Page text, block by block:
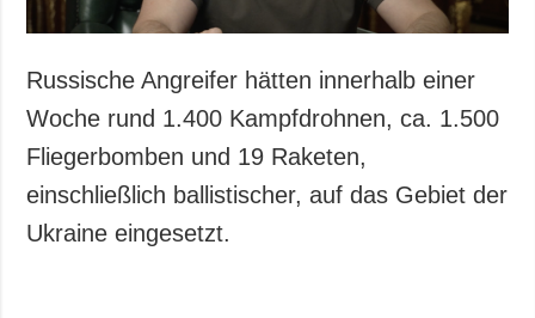
Russische Angreifer hätten innerhalb einer
Woche rund 1.400 Kampfdrohnen, ca. 1.500
Fliegerbomben und 19 Raketen,
einschließlich ballistischer, auf das Gebiet der
Ukraine eingesetzt.